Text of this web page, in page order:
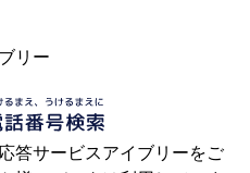
リー
答サービスアイブリーをご